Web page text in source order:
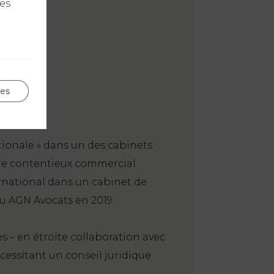
» dans un des cabinets
contentieux commercial
dans un cabinet de
Avocats en 2019.
– en étroite collaboration avec
un conseil juridique.